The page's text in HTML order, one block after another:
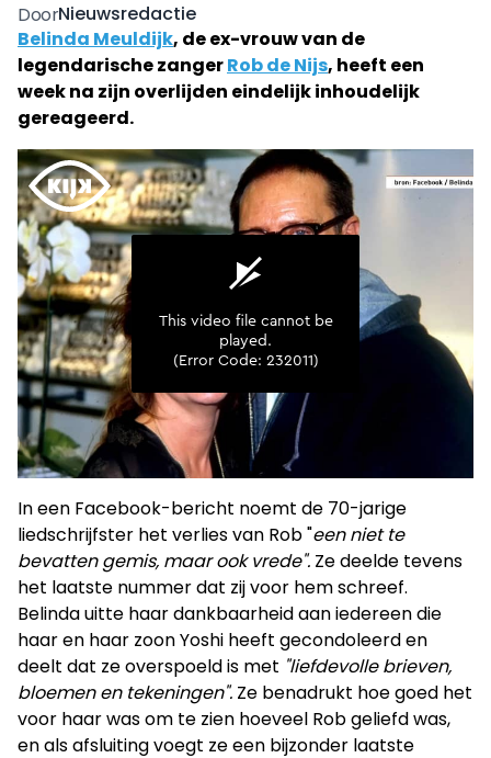
DoorNieuwsredactie
Belinda Meuldijk, de ex-vrouw van de
legendarische zangerRob de Nijs, heeft een
week na zijn overlijden eindelijk inhoudelijk
gereageerd.
In een Facebook-bericht noemt de 70-jarige
liedschrijfster het verlies van Rob "een niet te
bevatten gemis, maar ook vrede". Ze deelde tevens
het laatste nummer dat zij voor hem schreef.
Belinda uitte haar dankbaarheid aan iedereen die
haar en haar zoon Yoshi heeft gecondoleerd en
deelt dat ze overspoeld is met "liefdevolle brieven,
bloemen en tekeningen". Ze benadrukt hoe goed het
voor haar was om te zien hoeveel Rob geliefd was,
en als afsluiting voegt ze een bijzonder laatste